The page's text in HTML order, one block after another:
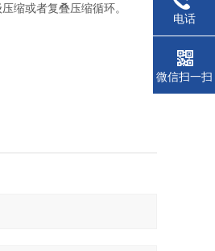
缩或者复叠压缩循环。
电话
微信扫一扫